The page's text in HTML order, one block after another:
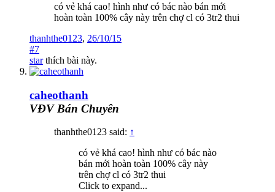
có vẻ khá cao! hình như có bác nào bán mới
hoàn toàn 100% cây này trên chợ cl có 3tr2 thui
thanhthe0123, 26/10/15
#7
starthích bài này.
caheothanh
VĐV Bán Chuyên
thanhthe0123 said: ↑
có vẻ khá cao! hình như có bác nào
bán mới hoàn toàn 100% cây này
trên chợ cl có 3tr2 thui
Click to expand...